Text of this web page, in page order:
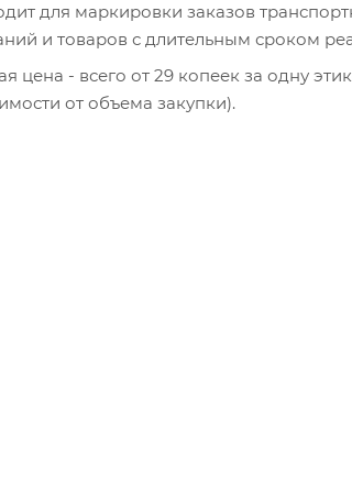
для маркировки заказов
и товаров с длительным сроком
от объема закупки).